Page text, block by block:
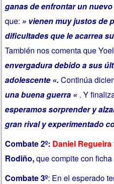
ganas de enfrontar un
que: » vienen muy justos de
dificultades que le acarrea
También nos comenta que
envergadura debido a sus
adolescente «.Continúa
una buena guerra « . Y
esperamos sorprender y
gran rival y experimentado
Combate 2º: Daniel Regueira
Rodiño,que compite con
Combate 3º: En el esperado